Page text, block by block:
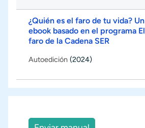
¿Quién es el faro de tu vida? Un
ebook basado en el programa El
faro de la Cadena SER
Autoedición (2024)